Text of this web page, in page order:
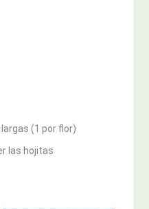
(1 por flor)
las hojitas